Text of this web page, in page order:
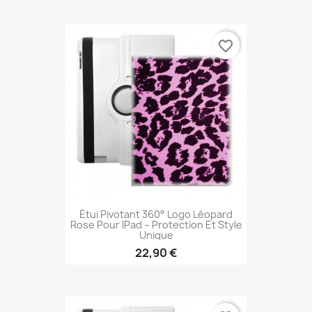
Étui Pivotant 360° Logo Léopard
Rose Pour IPad – Protection Et Style
Unique
22,90 €
favorite_border